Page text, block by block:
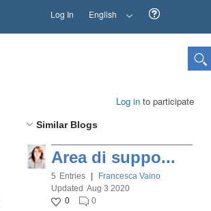
Log In English
Log in to participate
Similar Blogs
Area di suppo...
5 Entries
Francesca Vaino
Updated Aug 3 2020
0
0